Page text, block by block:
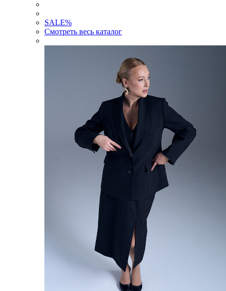
SALE%
Смотреть весь каталог